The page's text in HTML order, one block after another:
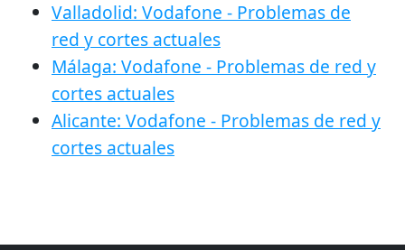
Valladolid: Vodafone - Problemas de
red y cortes actuales
Málaga: Vodafone - Problemas de red y
cortes actuales
Alicante: Vodafone - Problemas de red y
cortes actuales